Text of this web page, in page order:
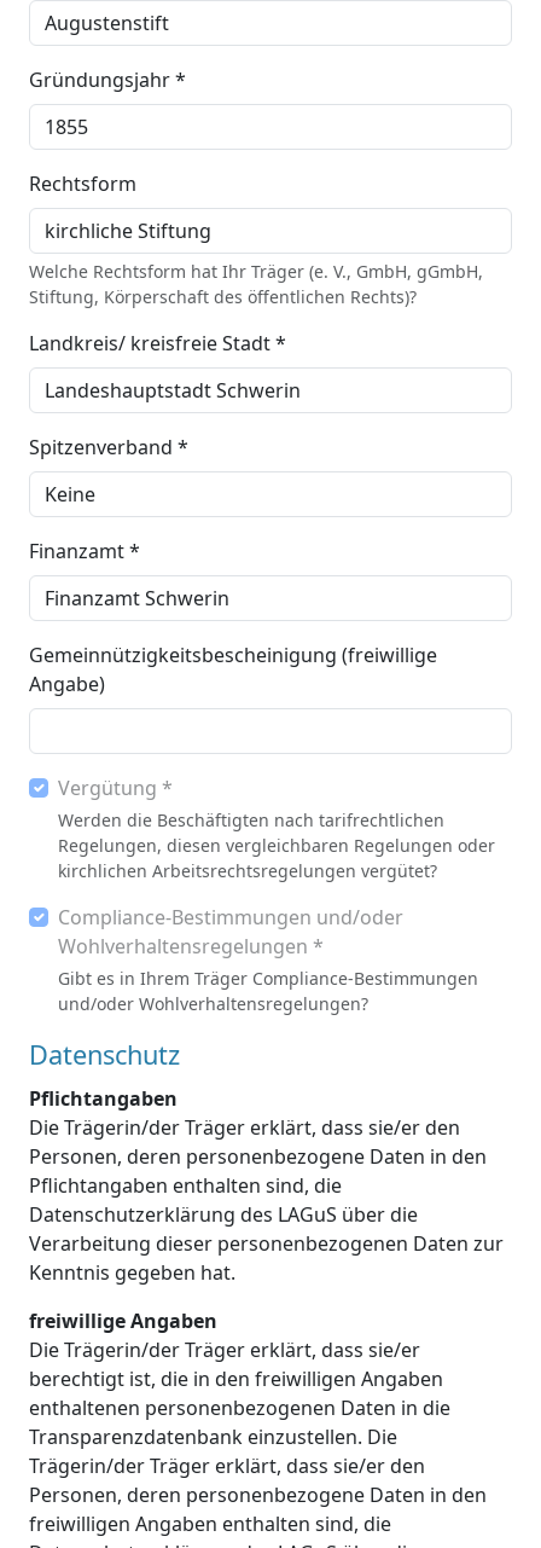
Gründungsjahr *
Rechtsform
Welche Rechtsform hat Ihr Träger (e. V., GmbH, gGmbH,
Stiftung, Körperschaft des öffentlichen Rechts)?
Landkreis/ kreisfreie Stadt *
Spitzenverband *
Finanzamt *
Gemeinnützigkeitsbescheinigung (freiwillige
Angabe)
Vergütung *
Werden die Beschäftigten nach tarifrechtlichen
Regelungen, diesen vergleichbaren Regelungen oder
kirchlichen Arbeitsrechtsregelungen vergütet?
Compliance-Bestimmungen und/oder
Wohlverhaltensregelungen *
Gibt es in Ihrem Träger Compliance-Bestimmungen
und/oder Wohlverhaltensregelungen?
Datenschutz
Pflichtangaben
Die Trägerin/der Träger erklärt, dass sie/er den
Personen, deren personenbezogene Daten in den
Pflichtangaben enthalten sind, die
Datenschutzerklärung des LAGuS über die
Verarbeitung dieser personenbezogenen Daten zur
Kenntnis gegeben hat.
freiwillige Angaben
Die Trägerin/der Träger erklärt, dass sie/er
berechtigt ist, die in den freiwilligen Angaben
enthaltenen personenbezogenen Daten in die
Transparenzdatenbank einzustellen. Die
Trägerin/der Träger erklärt, dass sie/er den
Personen, deren personenbezogene Daten in den
freiwilligen Angaben enthalten sind, die